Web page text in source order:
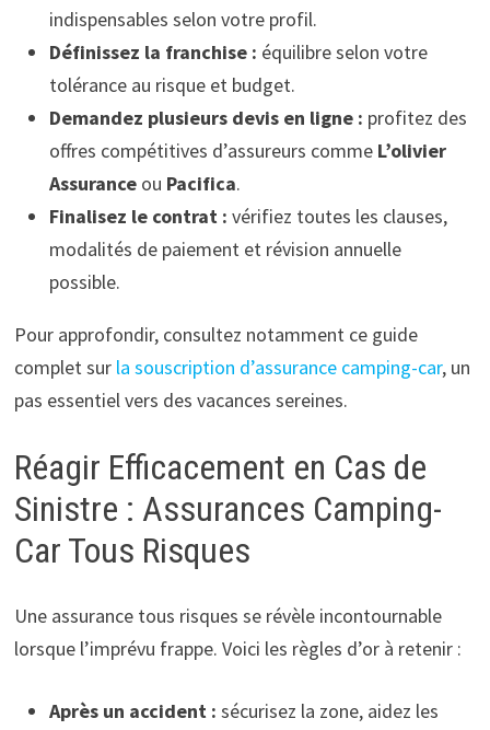
indispensables selon votre profil.
Définissez la franchise : équilibre selon votre
tolérance au risque et budget.
Demandez plusieurs devis en ligne : profitez des
offres compétitives d’assureurs comme L’olivier
Assuranceou Pacifica.
Finalisez le contrat : vérifiez toutes les clauses,
modalités de paiement et révision annuelle
possible.
Pour approfondir, consultez notamment ce guide
complet sur la souscription d’assurance camping-car, un
pas essentiel vers des vacances sereines.
Réagir Efficacement en Cas de
Sinistre : Assurances Camping-
Car Tous Risques
Une assurance tous risques se révèle incontournable
lorsque l’imprévu frappe. Voici les règles d’or à retenir :
Après un accident : sécurisez la zone, aidez les